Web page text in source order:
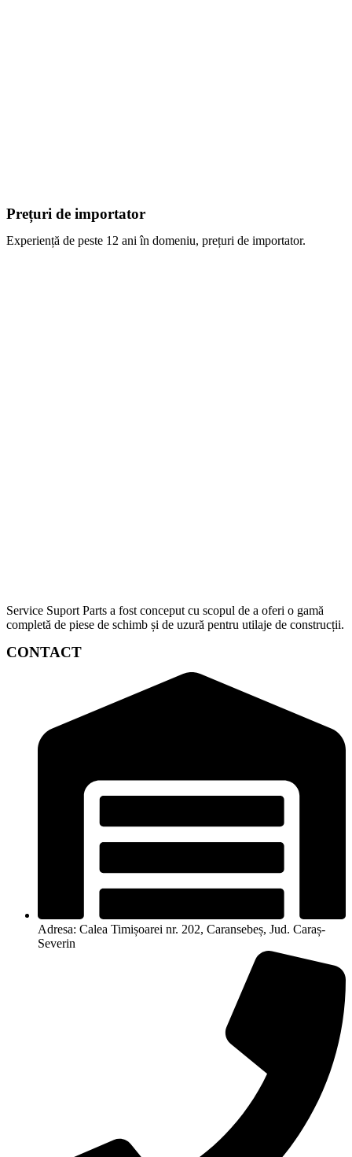
Prețuri de importator
Experiență de peste 12 ani în domeniu, prețuri de importator.
Service Suport Parts a fost conceput cu scopul de a oferi o gamă
completă de piese de schimb și de uzură pentru utilaje de construcții.
CONTACT
Adresa: Calea Timișoarei nr. 202, Caransebeș, Jud. Caraș-
Severin